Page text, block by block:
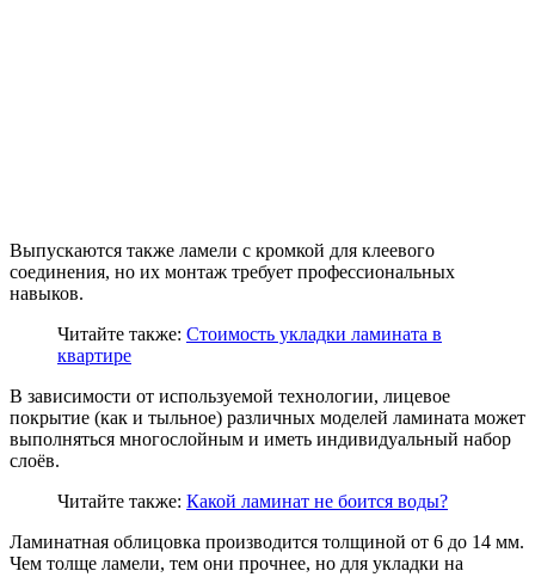
Выпускаются также ламели с кромкой для клеевого
соединения, но их монтаж требует профессиональных
навыков.
Читайте также: Стоимость укладки ламината в
квартире
В зависимости от используемой технологии, лицевое
покрытие (как и тыльное) различных моделей ламината может
выполняться многослойным и иметь индивидуальный набор
слоёв.
Читайте также: Какой ламинат не боится воды?
Ламинатная облицовка производится толщиной от 6 до 14 мм.
Чем толще ламели, тем они прочнее, но для укладки на